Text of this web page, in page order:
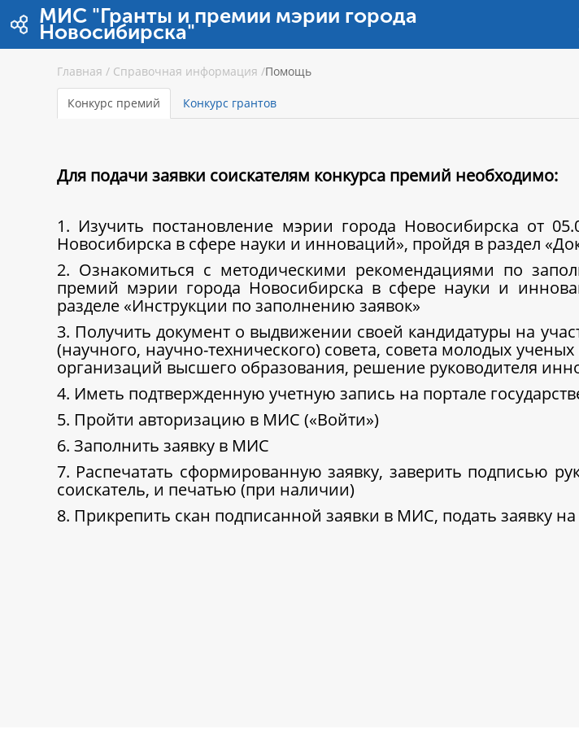
Saut au contenu
МИС "Гранты и премии мэрии города
Новосибирска"
Главная / Справочная информация /Помощь
Конкурс премий Конкурс грантов
Для подачи заявки соискателям конкурса премий необходимо:
1. Изучить постановление мэрии города Новосибирска от
Новосибирска в сфере науки и инноваций», пройдя в раздел
2. Ознакомиться с методическими рекомендациями по
премий мэрии города Новосибирска в сфере науки и
разделе «Инструкции по заполнению заявок»
3. Получить документ о выдвижении своей кандидатуры на
(научного, научно-технического) совета, совета молодых
организаций высшего образования, решение руководителя
4. Иметь подтвержденную учетную запись на портале
5. Пройти авторизацию в МИС («Войти»)
6. Заполнить заявку в МИС
7. Распечатать сформированную заявку, заверить подписью
соискатель, и печатью (при наличии)
8. Прикрепить скан подписанной заявки в МИС, подать заявку